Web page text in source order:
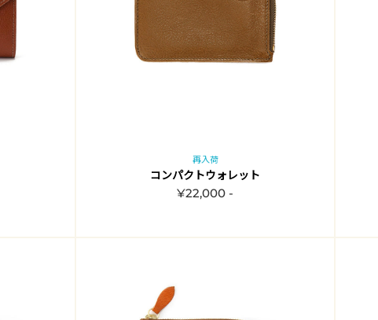
再入荷
コンパクトウォレット
¥22,000 -